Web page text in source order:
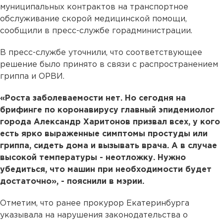
муниципальных контрактов на транспортное
обслуживание скорой медицинской помощи,
сообщили в пресс-службе горадминистрации.
В пресс-службе уточнили, что соответствующее
решение было принято в связи с распространением
гриппа и ОРВИ.
«Роста заболеваемости нет. Но сегодня на
брифинге по коронавирусу главный эпидемиолог
города Александр Харитонов призвал всех, у кого
есть ярко выраженные симптомы простуды или
гриппа, сидеть дома и вызывать врача. А в случае
высокой температуры - неотложку. Нужно
убедиться, что машин при необходимости будет
достаточно», - пояснили в мэрии.
Отметим, что ранее прокурор Екатеринбурга
указывала на нарушения законодательства о